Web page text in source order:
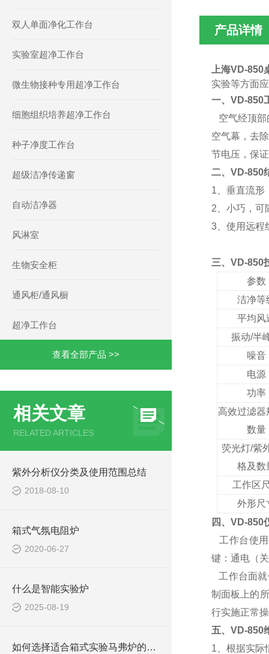
双人单面净化工作台
实验室超净工作台
微生物接种专用超净工作台
细胞组织培养超净工作台
种子净度工作台
超级洁净传递窗
自动洁净器
风淋室
生物安全柜
通风柜/通风橱
超净工作台
查看全部产品 >>
相关文章
RELATED ARTICLES
紫外分析仪分类及使用范围总结
2018-08-10
箱式气氛电阻炉
2020-06-27
什么是智能实验炉
2025-08-19
如何选择适合箱式实验马弗炉的陶瓷纤维？
产品详情
上海VD-
实验等方面
一、VD-850
空气经顶部
空气幕，去
节电压，保
二、VD-850
1、垂直流形
2、小巧，可
3、使用远程
三、VD-850
参数
洁净等
平均风
振动/半
噪音
电源
功率
高效过滤器
数量
荧光灯/紫
格及数
工作区
外形尺
四、VD-
工作台使用
键：通电（
工作台面就
制面板上的
行实施正常
五、VD-850
1、根据实际